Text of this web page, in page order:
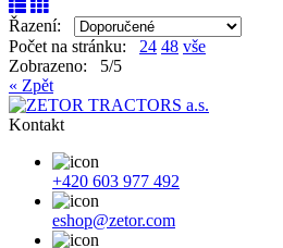
Řazení:
Počet na stránku: 24 48 vše
Zobrazeno: 5/5
« Zpět
Kontakt
+420 603 977 492
eshop@zetor.com